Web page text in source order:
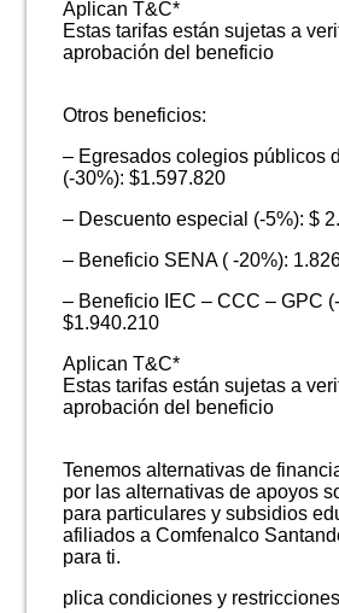
Aplican T&C*
Estas tarifas están sujetas a
aprobación del beneficio
Otros beneficios:
– Egresados colegios públicos
(-30%): $1.597.820
– Descuento especial (-5%): $
– Beneficio SENA ( -20%):
– Beneficio IEC – CCC – GPC
$1.940.210
Aplican T&C*
Estas tarifas están sujetas a
aprobación del beneficio
Tenemos alternativas de
por las alternativas de apoyos
para particulares y subsidios
afiliados a Comfenalco
para ti.
plica condiciones y